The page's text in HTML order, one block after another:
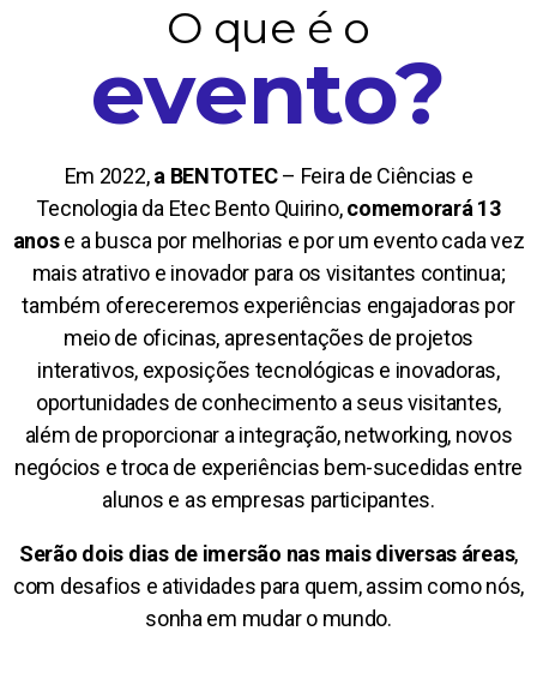
O que é o
evento?
Em 2022,a BENTOTEC– Feira de Ciências e
Tecnologia da Etec Bento Quirino,comemorará 13
anose a busca por melhorias e por um evento cada vez
mais atrativo e inovador para os visitantes continua;
também ofereceremos experiências engajadoras por
meio de oficinas, apresentações de projetos
interativos, exposições tecnológicas e inovadoras,
oportunidades de conhecimento a seus visitantes,
além de proporcionar a integração, networking, novos
negócios e troca de experiências bem-sucedidas entre
alunos e as empresas participantes.
Serão dois dias de imersão nas mais diversas áreas,
com desafios e atividades para quem, assim como nós,
sonha em mudar o mundo.